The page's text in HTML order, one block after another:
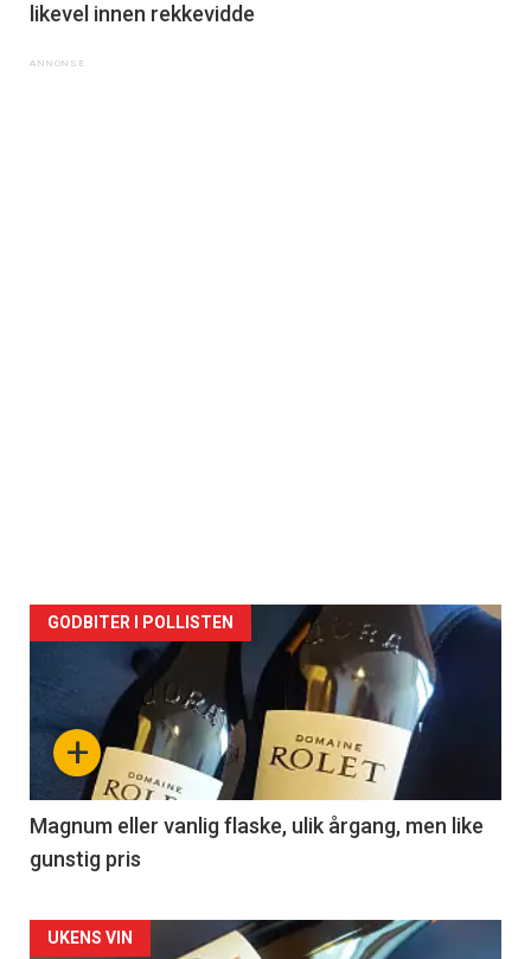
likevel innen rekkevidde
+
GODBITER I POLLISTEN
Magnum eller vanlig flaske, ulik årgang, men like
gunstig pris
UKENS VIN